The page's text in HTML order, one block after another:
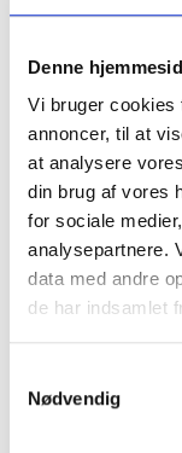
Denne
Vi bruger cookies
annoncer, til at
at analysere
din brug af vores
for sociale
analysepartnere.
data med andre
de har indsamlet
Nødvendig
portvinssauce og
Vagtel med
druesalat
Bouillabaise med
muslinger
Coq au riesling
Boeuf bourgignon
nødder og